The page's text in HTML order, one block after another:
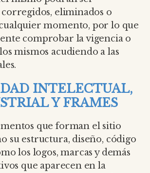
eliminados o
momento, por lo que
comprobar la vigencia o
mismos acudiendo a las
INTELECTUAL,
Y FRAMES
que forman el sitio
su estructura, diseño, código
los logos, marcas y demás
que aparecen en la